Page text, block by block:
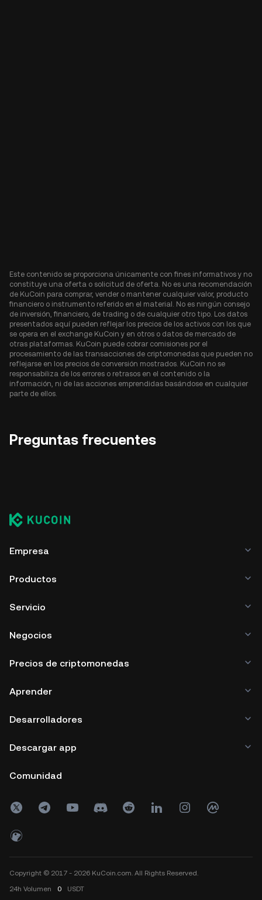
Este contenido se proporciona únicamente con fines informativos y no
constituye una oferta o solicitud de oferta. No es una recomendación
de KuCoin para comprar, vender o mantener cualquier valor, producto
financiero o instrumento referido en el material. No es ningún consejo
de inversión, financiero, de trading o de cualquier otro tipo. Los datos
presentados aquí pueden reflejar los precios de los activos con los que
se opera en el exchange KuCoin y en otros o datos de mercado de
otras plataformas. KuCoin puede cobrar comisiones por el
procesamiento de las transacciones de criptomonedas que pueden no
reflejarse en los precios de conversión mostrados. KuCoin no se
responsabiliza de los errores o retrasos en el contenido o la
información, ni de las acciones emprendidas basándose en cualquier
parte de ellos.
Preguntas frecuentes
Empresa
Productos
Servicio
Negocios
Precios de criptomonedas
Aprender
Desarrolladores
Descargar app
Comunidad
Copyright © 2017 - 2026 KuCoin.com. All Rights Reserved.
24h Volumen 0 USDT